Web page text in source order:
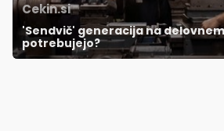
Cekin.si
'Sendvič' generacija na
potrebujejo?